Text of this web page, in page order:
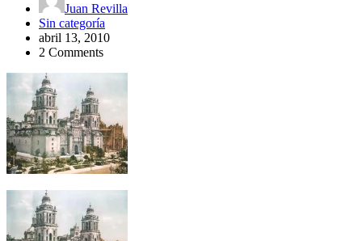
Juan Revilla
Sin categoría
abril 13, 2010
2 Comments